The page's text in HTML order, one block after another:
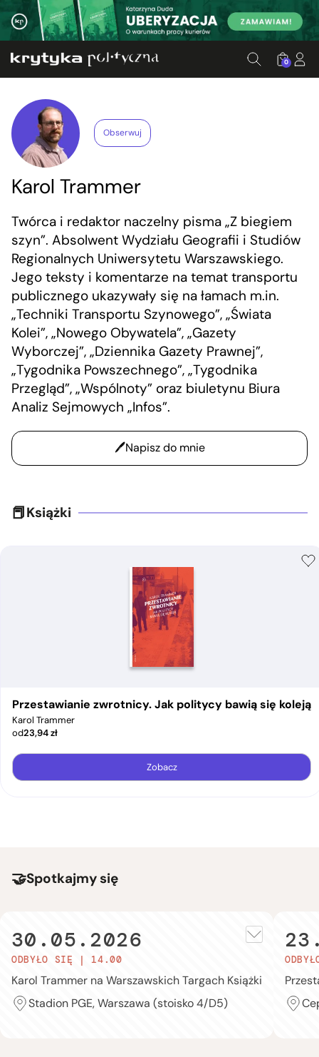
0
Obserwuj
Karol Trammer
Twórca i redaktor naczelny pisma „Z biegiem
szyn”. Absolwent Wydziału Geografii i Studiów
Regionalnych Uniwersytetu Warszawskiego.
Jego teksty i komentarze na temat transportu
publicznego ukazywały się na łamach m.in.
„Techniki Transportu Szynowego”, „Świata
Kolei”, „Nowego Obywatela”, „Gazety
Wyborczej”, „Dziennika Gazety Prawnej”,
„Tygodnika Powszechnego”, „Tygodnika
Przegląd”, „Wspólnoty” oraz biuletynu Biura
Analiz Sejmowych „Infos”.
Napisz do mnie
Książki
Przestawianie zwrotnicy. Jak politycy bawią się koleją
Karol Trammer
od23,94zł
Zobacz
Spotkajmy się
30.05.2026
ODBYŁO SIĘ | 14.00
Karol Trammer na Warszawskich Targach Książki
Stadion PGE, Warszawa (stoisko 4/D5)